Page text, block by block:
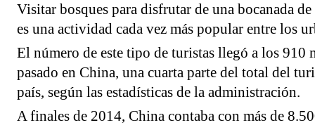
Visitar bosques para disfrutar de una bocanada
es una actividad cada vez más popular entre los
El número de este tipo de turistas llegó a los 910
pasado en China, una cuarta parte del total del
país, según las estadísticas de la administración.
A finales de 2014, China contaba con más de